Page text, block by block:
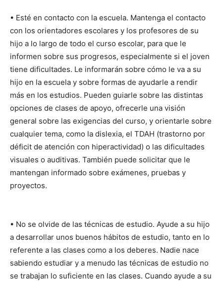
• Esté en contacto con la escuela. Mantenga el contacto
con los orientadores escolares y los profesores de su
hijo a lo largo de todo el curso escolar, para que le
informen sobre sus progresos, especialmente si el joven
tiene dificultades. Le informarán sobre cómo le va a su
hijo en la escuela y sobre formas de ayudarle a rendir
más en los estudios. Pueden guiarle sobre las distintas
opciones de clases de apoyo, ofrecerle una visión
general sobre las exigencias del curso, y orientarle sobre
cualquier tema, como la dislexia, el TDAH (trastorno por
déficit de atención con hiperactividad) o las dificultades
visuales o auditivas. También puede solicitar que le
mantengan informado sobre exámenes, pruebas y
proyectos.
• No se olvide de las técnicas de estudio. Ayude a su hijo
a desarrollar unos buenos hábitos de estudio, tanto en lo
referente a las clases como a los deberes. Nadie nace
sabiendo estudiar y a menudo las técnicas de estudio no
se trabajan lo suficiente en las clases. Cuando ayude a su